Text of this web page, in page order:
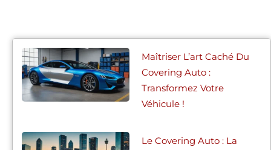
Maîtriser L’art Caché Du
Covering Auto :
Transformez Votre
Véhicule !
Le Covering Auto : La